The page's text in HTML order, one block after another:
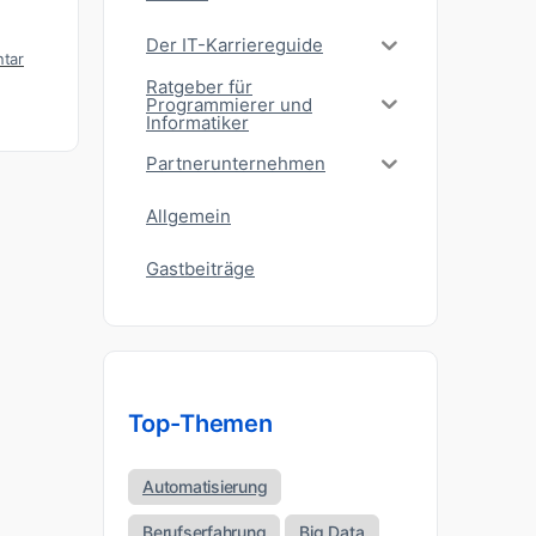
Der IT-Karriereguide
Ratgeber für
Programmierer und
Informatiker
Partnerunternehmen
Allgemein
Gastbeiträge
Top-Themen
Automatisierung